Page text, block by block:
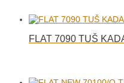
FLAT 7090 TUŠ